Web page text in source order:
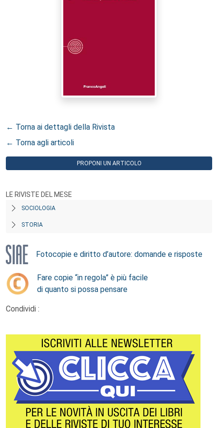
← Torna ai dettagli della Rivista
← Torna agli articoli
PROPONI UN ARTICOLO
LE RIVISTE DEL MESE
SOCIOLOGIA
STORIA
Fotocopie e diritto d’autore: domande e risposte
Fare copie “in regola” è più facile
di quanto si possa pensare
Condividi :